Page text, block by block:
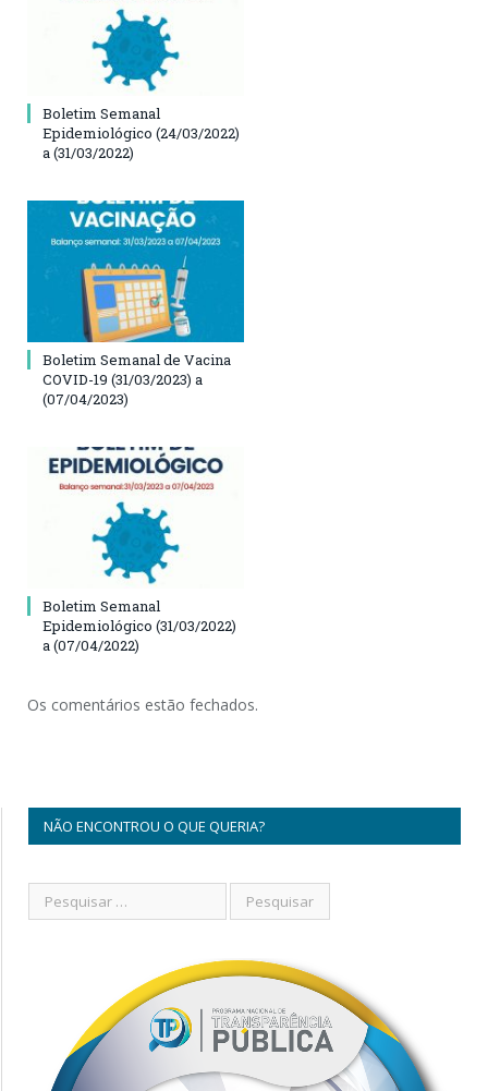
Boletim Semanal
Epidemiológico (24/03/2022)
a (31/03/2022)
Boletim Semanal de Vacina
COVID-19 (31/03/2023) a
(07/04/2023)
Boletim Semanal
Epidemiológico (31/03/2022)
a (07/04/2022)
Os comentários estão fechados.
NÃO ENCONTROU O QUE QUERIA?